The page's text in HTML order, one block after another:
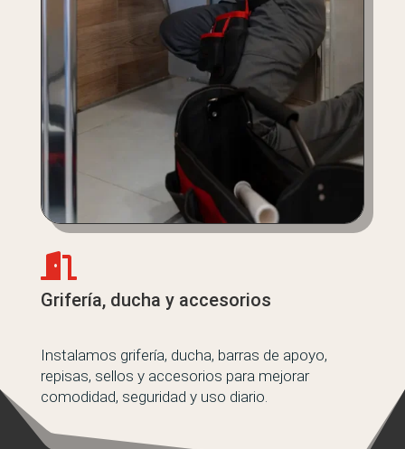

Grifería, ducha y accesorios
Instalamos grifería, ducha, barras de apoyo,
repisas, sellos y accesorios para mejorar
comodidad, seguridad y uso diario.